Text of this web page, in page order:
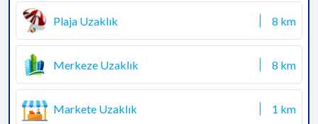
Plaja Uzaklık 8 km
Merkeze Uzaklık 8 km
Markete Uzaklık 1 km